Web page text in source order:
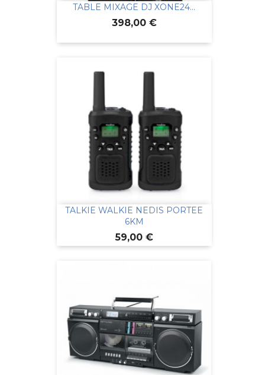
TABLE MIXAGE DJ XONE24...
Prix
398,00 €
TALKIE WALKIE NEDIS PORTEE
6KM
Prix
59,00 €